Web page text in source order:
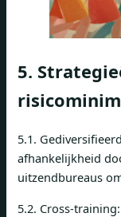
5.
5.1.
afhankelijkheid
uitzendbureaus
5.2. Cross-